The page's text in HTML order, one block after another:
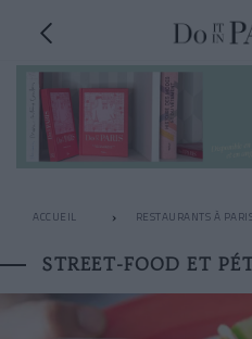
ACCUEIL RESTAURANTS À
STREET-FOOD ET